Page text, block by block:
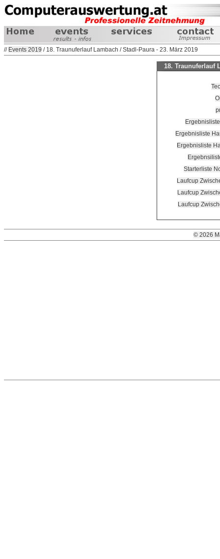
// Events 2019 / 18. Traunuferlauf Lambach / Stadl-Paura - 23. März 2019
18. Traunuferlauf
Ergebnisliste
Ergebnisliste
Starterliste
Laufcup
Laufcup
Laufcup
© 2026